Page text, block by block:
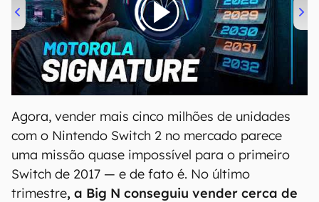
00:00/20:46
Agora, vender mais cinco milhões de unidades
com o Nintendo Switch 2 no mercado parece
uma missão quase impossível para o primeiro
Switch de 2017 — e de fato é. No último
trimestre, a Big N conseguiu vender cerca de